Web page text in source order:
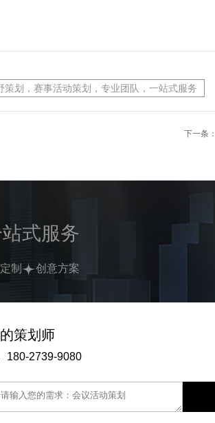
策划，赛事活动策划，专业团队，一站式服务
下一条：
式服务
制 创意方案
策划师
180-2739-9080